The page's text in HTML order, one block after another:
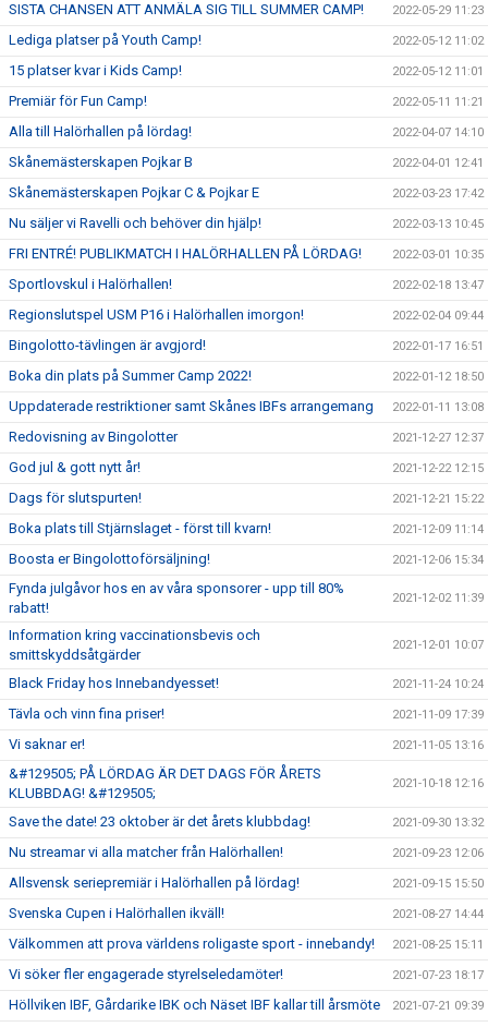
SISTA CHANSEN ATT ANMÄLA SIG TILL SUMMER CAMP! 2022-05-29 11:23
Lediga platser på Youth Camp! 2022-05-12 11:02
15 platser kvar i Kids Camp! 2022-05-12 11:01
Premiär för Fun Camp! 2022-05-11 11:21
Alla till Halörhallen på lördag! 2022-04-07 14:10
Skånemästerskapen Pojkar B 2022-04-01 12:41
Skånemästerskapen Pojkar C & Pojkar E 2022-03-23 17:42
Nu säljer vi Ravelli och behöver din hjälp! 2022-03-13 10:45
FRI ENTRÉ! PUBLIKMATCH I HALÖRHALLEN PÅ LÖRDAG! 2022-03-01 10:35
Sportlovskul i Halörhallen! 2022-02-18 13:47
Regionslutspel USM P16 i Halörhallen imorgon! 2022-02-04 09:44
Bingolotto-tävlingen är avgjord! 2022-01-17 16:51
Boka din plats på Summer Camp 2022! 2022-01-12 18:50
Uppdaterade restriktioner samt Skånes IBFs arrangemang 2022-01-11 13:08
Redovisning av Bingolotter 2021-12-27 12:37
God jul & gott nytt år! 2021-12-22 12:15
Dags för slutspurten! 2021-12-21 15:22
Boka plats till Stjärnslaget - först till kvarn! 2021-12-09 11:14
Boosta er Bingolottoförsäljning! 2021-12-06 15:34
Fynda julgåvor hos en av våra sponsorer - upp till 80%
rabatt!
2021-12-02 11:39
Information kring vaccinationsbevis och
smittskyddsåtgärder
2021-12-01 10:07
Black Friday hos Innebandyesset! 2021-11-24 10:24
Tävla och vinn fina priser! 2021-11-09 17:39
Vi saknar er! 2021-11-05 13:16
&#129505; PÅ LÖRDAG ÄR DET DAGS FÖR ÅRETS
KLUBBDAG! &#129505;
2021-10-18 12:16
Save the date! 23 oktober är det årets klubbdag! 2021-09-30 13:32
Nu streamar vi alla matcher från Halörhallen! 2021-09-23 12:06
Allsvensk seriepremiär i Halörhallen på lördag! 2021-09-15 15:50
Svenska Cupen i Halörhallen ikväll! 2021-08-27 14:44
Välkommen att prova världens roligaste sport - innebandy! 2021-08-25 15:11
Vi söker fler engagerade styrelseledamöter! 2021-07-23 18:17
Höllviken IBF, Gårdarike IBK och Näset IBF kallar till årsmöte 2021-07-21 09:39